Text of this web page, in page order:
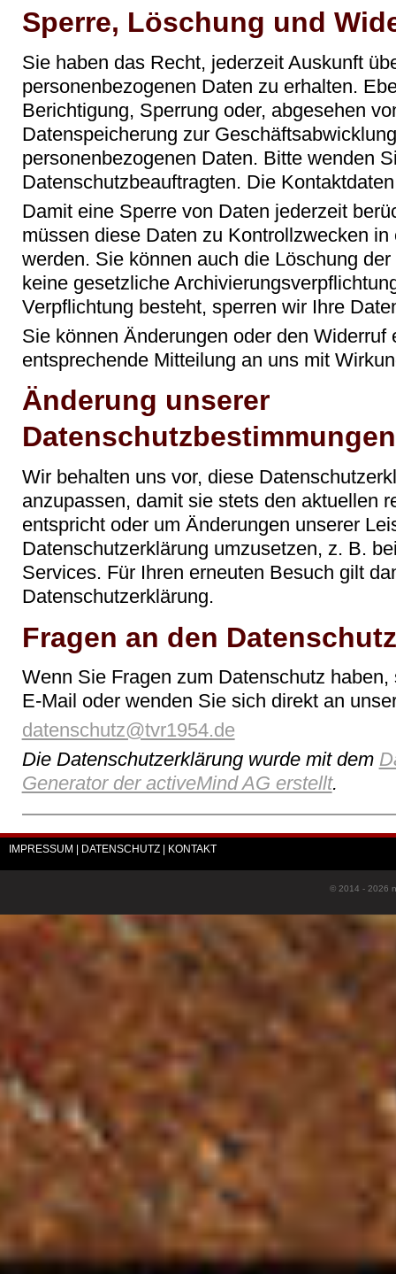
Sperre, Löschung und
Sie haben das Recht, jederzeit Auskunft
personenbezogenen Daten zu erhalten.
Berichtigung, Sperrung oder, abgesehen
Datenspeicherung zur
personenbezogenen Daten. Bitte wenden
Datenschutzbeauftragten. Die
Damit eine Sperre von Daten jederzeit
müssen diese Daten zu Kontrollzwecken
werden. Sie können auch die Löschung
keine gesetzliche
Verpflichtung besteht, sperren wir Ihre
Sie können Änderungen oder den Widerruf
entsprechende Mitteilung an uns mit
Änderung unserer
Datenschutzbestimmungen
Wir behalten uns vor, diese
anzupassen, damit sie stets den aktuellen
entspricht oder um Änderungen unserer
Datenschutzerklärung umzusetzen, z. B.
Services. Für Ihren erneuten Besuch gilt
Datenschutzerklärung.
Fragen an den
Wenn Sie Fragen zum Datenschutz
E-Mail oder wenden Sie sich direkt an
datenschutz@tvr1954.de
Die Datenschutzerklärung wurde mit dem
Generator der activeMind AG erstellt.
IMPRESSUM | DATENSCHUTZ | KONTAKT
© 2014 - 2026